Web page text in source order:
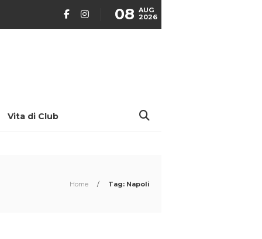
08 AUG
2026
Vita di Club
Home / Tag: Napoli